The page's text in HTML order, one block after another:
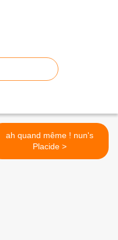
ah quand même ! nun's
Placide >